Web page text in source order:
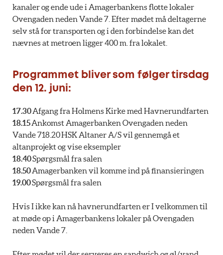
kanaler og ende ude i Amagerbankens flotte lokaler
Ovengaden neden Vande 7. Efter mødet må deltagerne
selv stå for transporten og i den forbindelse kan det
nævnes at metroen ligger 400 m. fra lokalet.
Programmet bliver som følger tirsdag
den 12. juni:
17.30Afgang fra Holmens Kirke med Havnerundfarten
18.15Ankomst Amagerbanken Ovengaden neden
Vande 718.20 HSK Altaner A/S vil gennemgå et
altanprojekt og vise eksempler
18.40Spørgsmål fra salen
18.50Amagerbanken vil komme ind på finansieringen
19.00Spørgsmål fra salen
Hvis I ikke kan nå havnerundfarten er I velkommen til
at møde op i Amagerbankens lokaler på Ovengaden
neden Vande 7.